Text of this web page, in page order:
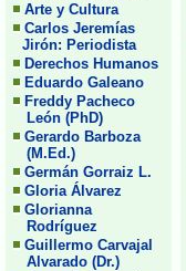
Arte y Cultura
Carlos Jeremías
Jirón: Periodista
Derechos Humanos
Eduardo Galeano
Freddy Pacheco
León (PhD)
Gerardo Barboza
(M.Ed.)
Germán Gorraiz L.
Gloria Álvarez
Glorianna
Rodríguez
Guillermo Carvajal
Alvarado (Dr.)